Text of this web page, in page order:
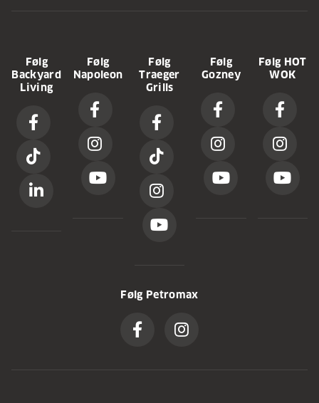
Følg
Backyard
Living
Følg
Napoleon
Følg
Traeger
Grills
Følg
Gozney
Følg HOT
WOK
Følg Petromax